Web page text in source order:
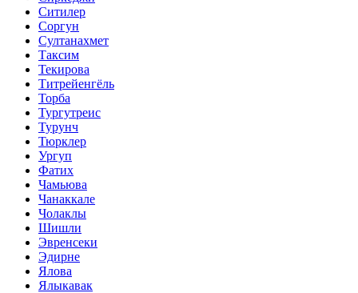
Ситилер
Соргун
Султанахмет
Таксим
Текирова
Титрейенгёль
Торба
Тургутреис
Турунч
Тюрклер
Ургуп
Фатих
Чамьюва
Чанаккале
Чолаклы
Шишли
Эвренсеки
Эдирне
Ялова
Ялыкавак